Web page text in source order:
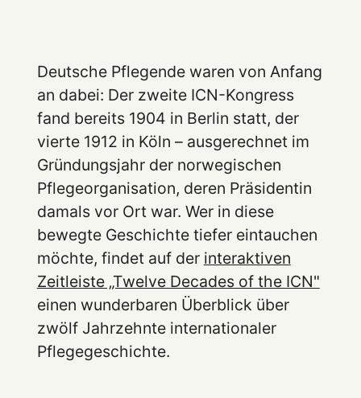
Deutsche Pflegende waren von Anfang
an dabei: Der zweite ICN-Kongress
fand bereits 1904 in Berlin statt, der
vierte 1912 in Köln – ausgerechnet im
Gründungsjahr der norwegischen
Pflegeorganisation, deren Präsidentin
damals vor Ort war. Wer in diese
bewegte Geschichte tiefer eintauchen
möchte, findet auf der interaktiven
Zeitleiste „Twelve Decades of the ICN"
einen wunderbaren Überblick über
zwölf Jahrzehnte internationaler
Pflegegeschichte.